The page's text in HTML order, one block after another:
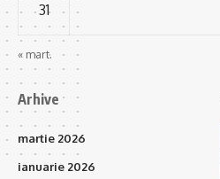
31
« mart.
Arhive
martie 2026
ianuarie 2026